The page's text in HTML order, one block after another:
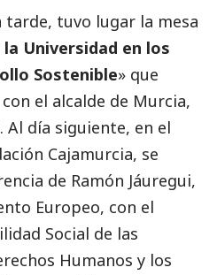
tarde, tuvo lugar la mesa
la Universidad en los
Sostenible» que
el alcalde de Murcia,
Al día siguiente, en el
Cajamurcia, se
de Ramón Jáuregui,
Europeo, con el
Social de las
Humanos y los